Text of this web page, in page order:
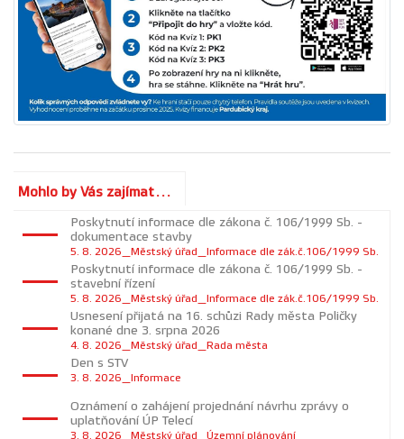
Mohlo by Vás zajímat...
Poskytnutí informace dle zákona č. 106/1999 Sb. -
dokumentace stavby
5. 8. 2026_Městský úřad_Informace dle zák.č.106/1999 Sb.
Poskytnutí informace dle zákona č. 106/1999 Sb. -
stavební řízení
5. 8. 2026_Městský úřad_Informace dle zák.č.106/1999 Sb.
Usnesení přijatá na 16. schůzi Rady města Poličky
konané dne 3. srpna 2026
4. 8. 2026_Městský úřad_Rada města
Den s STV
3. 8. 2026_Informace
Oznámení o zahájení projednání návrhu zprávy o
uplatňování ÚP Telecí
3. 8. 2026_Městský úřad_Územní plánování